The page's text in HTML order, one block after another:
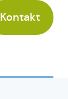
Kontakt